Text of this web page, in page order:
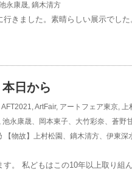
永康晟, 鏑木清方
きました。素晴らしい展示でした
日から
AFT2021,ArtFair, アートフェア東京, 上
, 池永康晟、岡本東子、大竹彩奈、蒼野
【物故】上村松園、鏑木清方、伊東深
。 私どもはこの10年以上取り組